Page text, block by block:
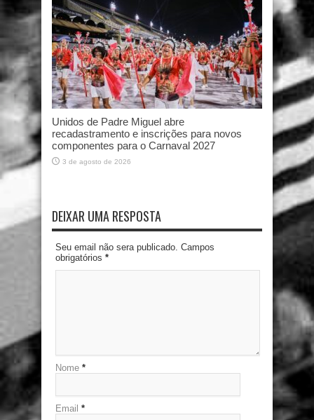
Unidos de Padre Miguel abre
recadastramento e inscrições para novos
componentes para o Carnaval 2027
3 de agosto de 2026
DEIXAR UMA RESPOSTA
Seu email não sera publicado. Campos
obrigatórios *
Nome *
Email *